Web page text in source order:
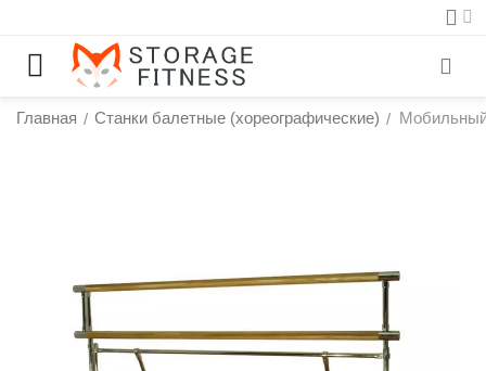
Главная / Станки балетные (хореографические) /